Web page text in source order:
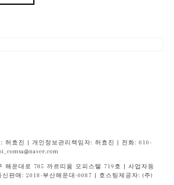
허효진 | 개인정보관리책임자: 허효진 | 전화: 010-
해운대로 785 까르띠움 오피스텔 719호 | 사업자등
신판매: 2018-부산해운대-0087 | 호스팅제공자: (주)